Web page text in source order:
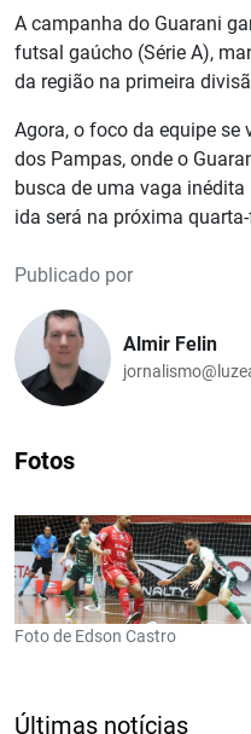
A campanha do Guarani
futsal gaúcho (Série A),
da região na primeira
Agora, o foco da equipe se
dos Pampas, onde o
busca de uma vaga
ida será na próxima
Publicado por
Almir Felin
Fotos
Foto de Edson Castro
Últimas notícias